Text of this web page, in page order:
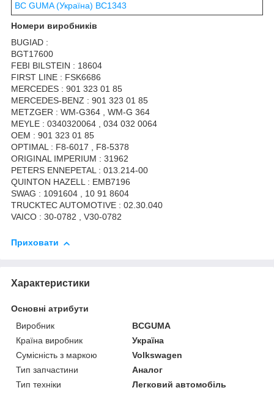
BC GUMA (Україна) BC1343
Номери виробників
BUGIAD :
BGT17600
FEBI BILSTEIN : 18604
FIRST LINE : FSK6686
MERCEDES : 901 323 01 85
MERCEDES-BENZ : 901 323 01 85
METZGER : WM-G364 , WM-G 364
MEYLE : 0340320064 , 034 032 0064
OEM : 901 323 01 85
OPTIMAL : F8-6017 , F8-5378
ORIGINAL IMPERIUM : 31962
PETERS ENNEPETAL : 013.214-00
QUINTON HAZELL : EMB7196
SWAG : 1091604 , 10 91 8604
TRUCKTEC AUTOMOTIVE : 02.30.040
VAICO : 30-0782 , V30-0782
Приховати
Характеристики
Основні атрибути
Виробник
BCGUMA
Країна виробник
Україна
Сумісність з маркою
Volkswagen
Тип запчастини
Аналог
Тип техніки
Легковий автомобіль